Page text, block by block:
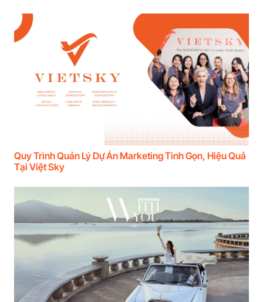
Quy Trình Quản Lý Dự Án Marketing Tinh Gọn, Hiệu Quả
Tại Việt Sky